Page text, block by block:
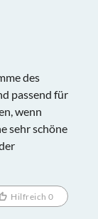
des
passend für
wenn
sehr schöne
Hilfreich 0